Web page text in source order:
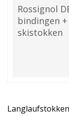
Rossignol
bindingen
skistokken
Langlaufstokken